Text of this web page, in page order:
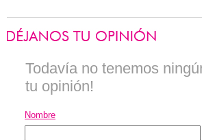
Todavía no tenemos
tu opinión!
Nombre